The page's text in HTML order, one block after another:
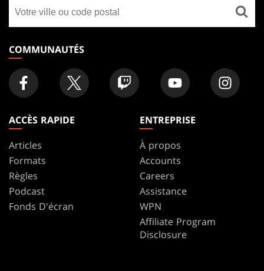
FOOTER
un
magasin
COMMUNAUTÉS
ACCÈS RAPIDE
Articles
Formats
Règles
Podcast
Fonds D'écran
ENTREPRISE
À propos
Accounts
Careers
Assistance
WPN
Affiliate Program
Disclosure